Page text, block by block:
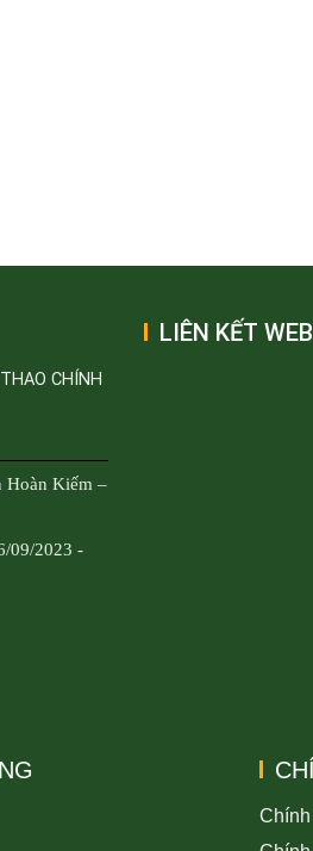
CHÍNH
Hoàn Kiếm –
09/2023 -
LIÊN KẾT